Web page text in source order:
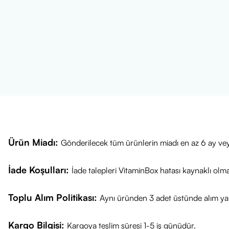
Göz
saklayınız.
Cilt Tipi:
İçerik:Söğüt
Hacim:125
Ürün Miadı: Gönderilecek tüm ürünlerin miadı en az 6 ay
İade Koşulları: İade talepleri VitaminBox hatası kaynaklı
Toplu Alım Politikası: Aynı üründen 3 adet üstünde alım
Kargo Bilgisi: Kargoya teslim süresi 1-5 iş günüdür.